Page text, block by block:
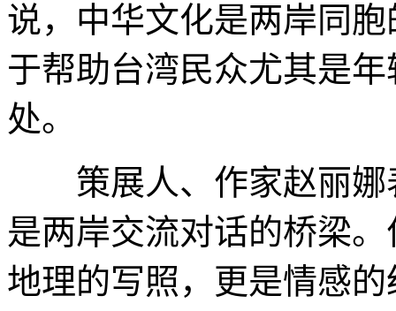
说，中华文化是两岸同
于帮助台湾民众尤其是
处。
策展人、作家赵丽娜
是两岸交流对话的桥梁
地理的写照，更是情感